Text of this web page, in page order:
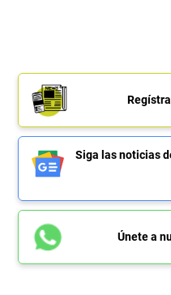
Siga las noticias
Únete a